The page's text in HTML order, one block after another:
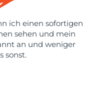
ich einen sofortigen
sehen und mein
an und weniger
sonst.